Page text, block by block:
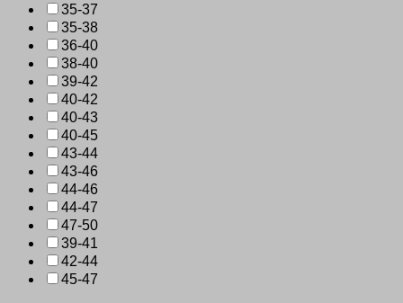
35-37
35-38
36-40
38-40
39-42
40-42
40-43
40-45
43-44
43-46
44-46
44-47
47-50
39-41
42-44
45-47